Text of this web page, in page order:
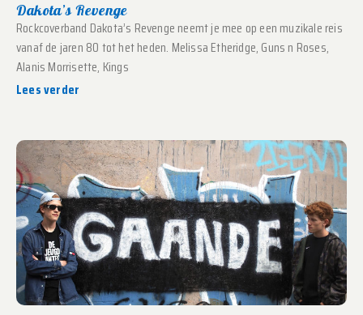
Dakota’s Revenge
Rockcoverband Dakota’s Revenge neemt je mee op een muzikale reis
vanaf de jaren 80 tot het heden. Melissa Etheridge, Guns n Roses,
Alanis Morrisette, Kings
Lees verder